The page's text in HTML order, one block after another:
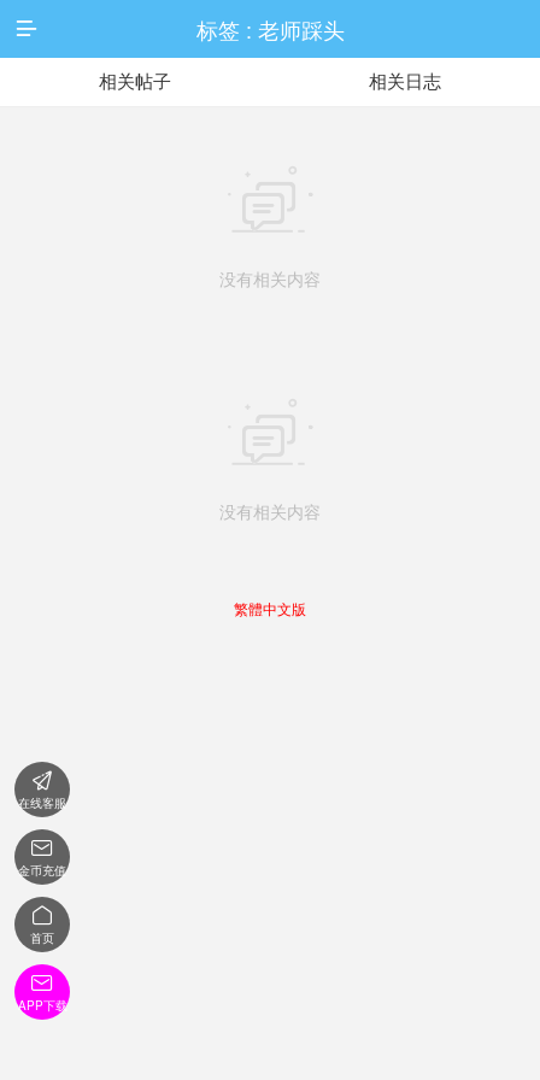
 标签 : 老师踩头
相关帖子 相关日志
没有相关内容
没有相关内容
繁體中文版

在线客服

金币充值

首页

APP下载